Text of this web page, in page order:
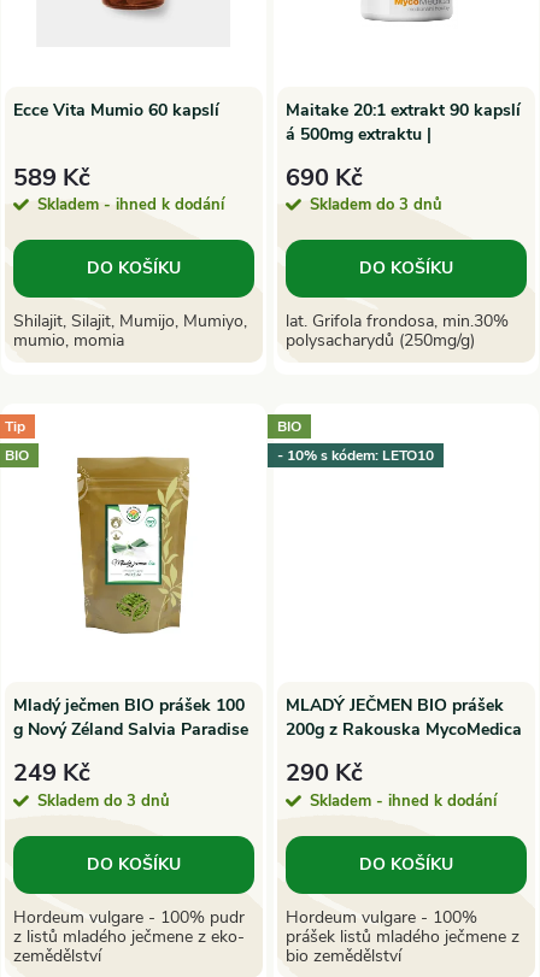
p
r
o
d
u
k
t
p
r
o
d
u
k
t
Ecce Vita Mumio 60 kapslí
589 Kč
Skladem - ihned k dodání
DO KOŠÍKU
Shilajit, Silajit, Mumijo, Mumiyo,
mumio, momia
Maitake 20:1 extrakt 90 kapslí
á 500mg extraktu |
690 Kč
Skladem do 3 dnů
DO KOŠÍKU
lat. Grifola frondosa, min.30%
polysacharydů (250mg/g)
Tip
BIO
Mladý ječmen BIO prášek 100
g Nový Zéland Salvia Paradise
249 Kč
Skladem do 3 dnů
DO KOŠÍKU
Hordeum vulgare - 100% pudr
z listů mladého ječmene z eko-
zemědělství
BIO
- 10% s kódem: LETO10
MLADÝ JEČMEN BIO prášek
200g z Rakouska MycoMedica
290 Kč
Skladem - ihned k dodání
DO KOŠÍKU
Hordeum vulgare - 100%
prášek listů mladého ječmene z
bio zemědělství